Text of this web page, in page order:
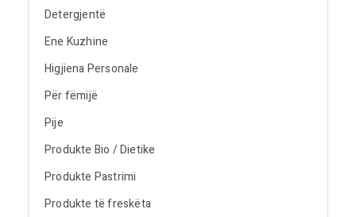
Detergjentë
Ene Kuzhine
Higjiena Personale
Për fëmijë
Pije
Produkte Bio / Dietike
Produkte Pastrimi
Produkte të freskëta